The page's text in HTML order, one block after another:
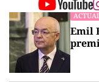
Emil